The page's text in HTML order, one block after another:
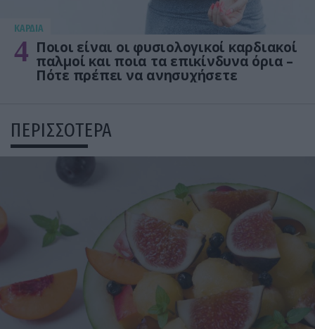
KΑΡΔΙΑ
4 Ποιοι είναι οι φυσιολογικοί καρδιακοί
παλμοί και ποια τα επικίνδυνα όρια –
Πότε πρέπει να ανησυχήσετε
ΠΕΡΙΣΣΟΤΕΡΑ